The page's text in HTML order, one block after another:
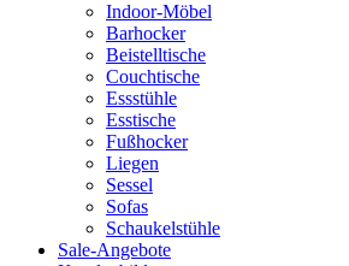
Indoor-Möbel
Barhocker
Beistelltische
Couchtische
Essstühle
Esstische
Fußhocker
Liegen
Sessel
Sofas
Schaukelstühle
Sale-Angebote